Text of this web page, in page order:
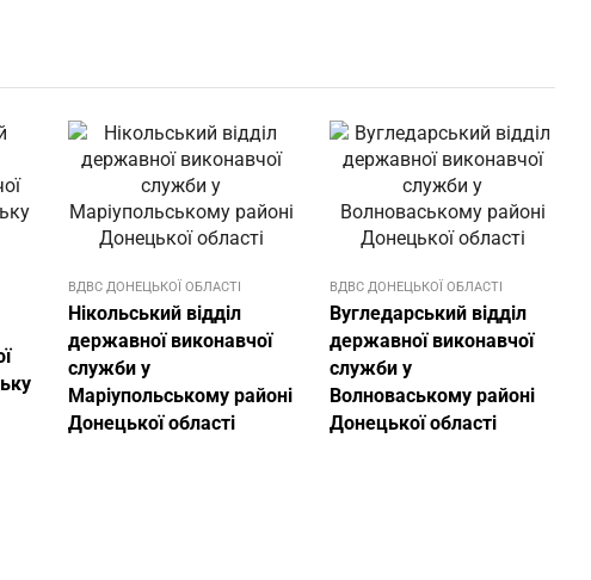
ВДВС ДОНЕЦЬКОЇ ОБЛАСТI
Нікольський відділ
державної виконавчої
служби у
Маріупольському районі
Донецької області
ВДВС ДОНЕЦЬКОЇ ОБЛАСТI
Вугледарський відділ
державної виконавчої
служби у
Волноваському районі
Донецької області